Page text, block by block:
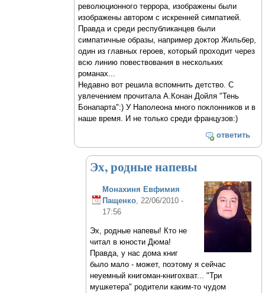
революционного террора, изображены были
изображены автором с искренней симпатией.
Правда и среди республиканцев были
симпатичные образы, например доктор Жильбер,
один из главных героев, который проходит через
всю линию повествования в нескольких
романах...
Недавно вот решила вспомнить детство. С
увлечением прочитала А.Конан Дойля "Тень
Бонапарта":) У Наполеона много поклонников и в
наше время. И не только среди французов:)
ответить
Эх, родные напевы
Монахиня Евфимия
Пащенко , 22/06/2010 -
17:56
Эх, родные напевы! Кто не
читал в юности Дюма!
Правда, у нас дома книг
было мало - может, поэтому я сейчас
неуемный книгоман-книгохват... "Три
мушкетера" родители каким-то чудом